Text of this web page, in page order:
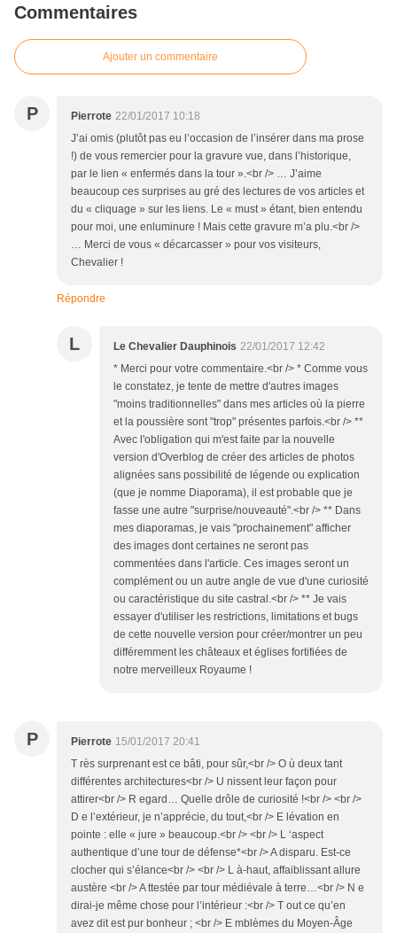
Commentaires
Ajouter un commentaire
P Pierrote 22/01/2017 10:18
J’ai omis (plutôt pas eu l’occasion de l’insérer dans ma prose
!) de vous remercier pour la gravure vue, dans l’historique,
par le lien « enfermés dans la tour ».<br /> … J’aime
beaucoup ces surprises au gré des lectures de vos articles et
du « cliquage » sur les liens. Le « must » étant, bien entendu
pour moi, une enluminure ! Mais cette gravure m’a plu.<br />
… Merci de vous « décarcasser » pour vos visiteurs,
Chevalier !
Répondre
L Le Chevalier Dauphinois 22/01/2017 12:42
* Merci pour votre commentaire.<br /> * Comme vous
le constatez, je tente de mettre d'autres images
"moins traditionnelles" dans mes articles où la pierre
et la poussière sont "trop" présentes parfois.<br /> **
Avec l'obligation qui m'est faite par la nouvelle
version d'Overblog de créer des articles de photos
alignées sans possibilité de légende ou explication
(que je nomme Diaporama), il est probable que je
fasse une autre "surprise/nouveauté".<br /> ** Dans
mes diaporamas, je vais "prochainement" afficher
des images dont certaines ne seront pas
commentées dans l'article. Ces images seront un
complément ou un autre angle de vue d'une curiosité
ou caractéristique du site castral.<br /> ** Je vais
essayer d'utiliser les restrictions, limitations et bugs
de cette nouvelle version pour créer/montrer un peu
différemment les châteaux et églises fortifiées de
notre merveilleux Royaume !
P Pierrote 15/01/2017 20:41
T rès surprenant est ce bâti, pour sûr,<br /> O ù deux tant
différentes architectures<br /> U nissent leur façon pour
attirer<br /> R egard… Quelle drôle de curiosité !<br /> <br />
D e l’extérieur, je n’apprécie, du tout,<br /> E lévation en
pointe : elle « jure » beaucoup.<br /> <br /> L ‘aspect
authentique d’une tour de défense*<br /> A disparu. Est-ce
clocher qui s’élance<br /> <br /> L à-haut, affaiblissant allure
austère <br /> A ttestée par tour médiévale à terre…<br /> N e
dirai-je même chose pour l’intérieur :<br /> T out ce qu’en
avez dit est pur bonheur ; <br /> E mblèmes du Moyen-Âge